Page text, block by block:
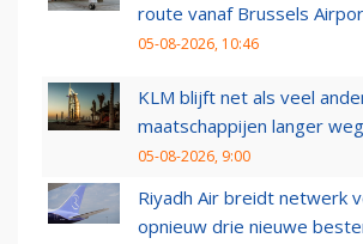
route vanaf Brussels
05-08-2026, 10:46
KLM blijft net als veel
maatschappijen langer
05-08-2026, 9:00
Riyadh Air breidt netwerk
opnieuw drie nieuwe